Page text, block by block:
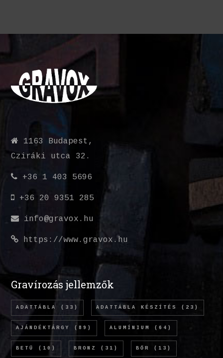
1163 Budapest,
Cziráki utca 32.
+36 1 403 5696
+36 20 9351 285
info@gravox.hu
https://www.gravox.hu
Gravírozás jellemzők
ADATTÁBLA (33) ADATTÁBLA KÉSZÍTÉS (23)
AJÁNDÉKTÁRGY (89) ALUMÍNIUM (64)
BETŰ (10) BRONZ (31) BŐR (13)